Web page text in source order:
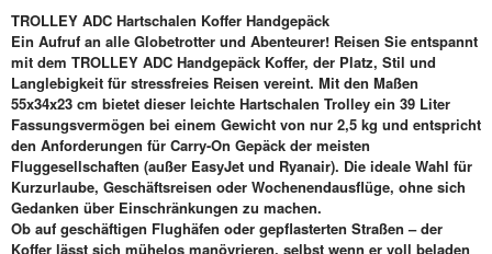
TROLLEY ADC Hartschalen Koffer Handgepäck
Ein Aufruf an alle Globetrotter und Abenteurer! Reisen Sie entspannt
mit dem TROLLEY ADC Handgepäck Koffer, der Platz, Stil und
Langlebigkeit für stressfreies Reisen vereint. Mit den Maßen
55x34x23 cm bietet dieser leichte Hartschalen Trolley ein 39 Liter
Fassungsvermögen bei einem Gewicht von nur 2,5 kg und entspricht
den Anforderungen für Carry-On Gepäck der meisten
Fluggesellschaften (außer EasyJet und Ryanair). Die ideale Wahl für
Kurzurlaube, Geschäftsreisen oder Wochenendausflüge, ohne sich
Gedanken über Einschränkungen zu machen.
Ob auf geschäftigen Flughäfen oder gepflasterten Straßen – der
Koffer lässt sich mühelos manövrieren, selbst wenn er voll beladen